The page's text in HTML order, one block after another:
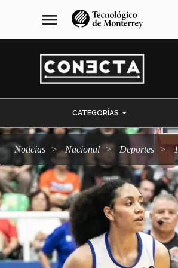
navegación
principal
menu
CATEGORÍAS
Noticias Nacional deportes